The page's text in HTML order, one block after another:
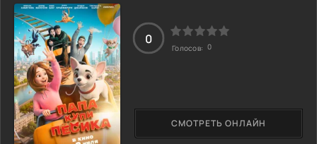
Сможет ли выпускной стать настоящим праздником, а не
разочарованием?
СМОТРЕТЬ ОНЛАЙН
0
Голосов: 0